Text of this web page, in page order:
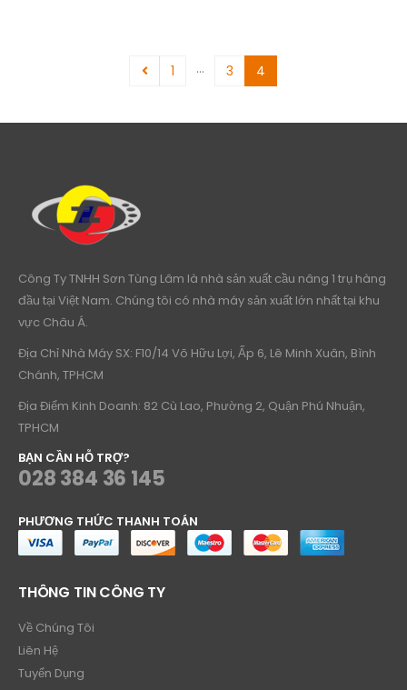
1 … 3 4
Công Ty TNHH Sơn Tùng Lâm là nhà sản xuất cầu nâng 1 trụ hàng
đầu tại Việt Nam. Chúng tôi có nhà máy sản xuất lớn nhất tại khu
vực Châu Á.
Địa Chỉ Nhà Máy SX: F10/14 Võ Hữu Lợi, Ấp 6, Lê Minh Xuân, Bình
Chánh, TPHCM
Địa Điểm Kinh Doanh: 82 Cù Lao, Phường 2, Quận Phú Nhuận,
TPHCM
BẠN CẦN HỖ TRỢ?
028 384 36 145
PHƯƠNG THỨC THANH TOÁN
THÔNG TIN CÔNG TY
Về Chúng Tôi
Liên Hệ
Tuyển Dụng